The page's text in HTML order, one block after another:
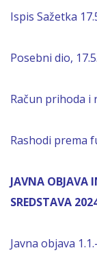
Ispis Sažetka
Posebni dio,
Račun prihoda i
Rashodi prema
JAVNA OBJAVA
SREDSTAVA
Javna objava